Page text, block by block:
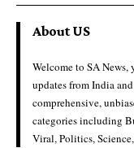
About US
Welcome to SA News,
updates from India
comprehensive,
categories including
Viral, Politics,